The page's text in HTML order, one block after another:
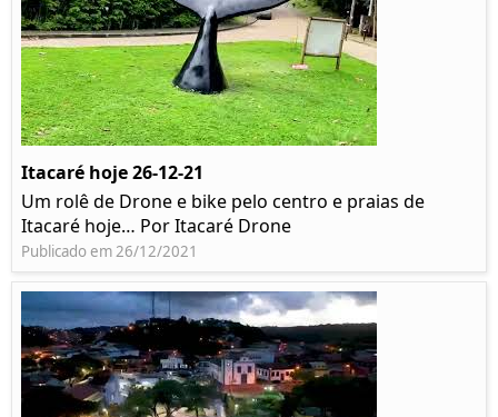
Itacaré hoje 26-12-21
Um rolê de Drone e bike pelo centro e praias de
Itacaré hoje… Por Itacaré Drone
Publicado em 26/12/2021